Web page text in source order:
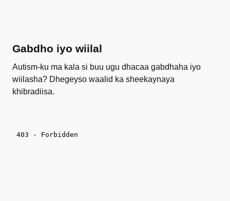
Gabdho iyo wiilal
Autism-ku ma kala si buu ugu dhacaa gabdhaha iyo
wiilasha? Dhegeyso waalid ka sheekaynaya
khibradiisa.